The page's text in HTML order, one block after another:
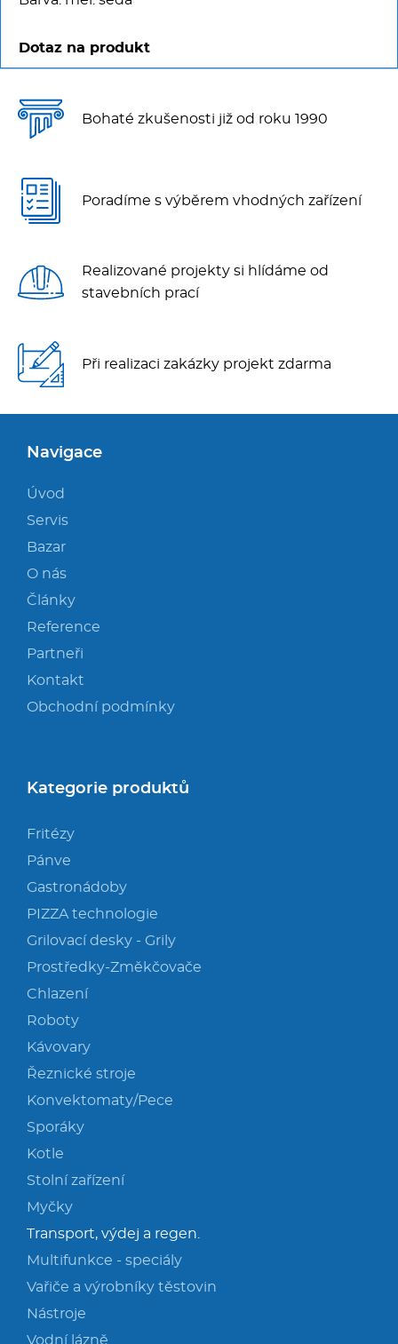
Dotaz na produkt
Bohaté zkušenosti již od roku 1990
Poradíme s výběrem vhodných zařízení
Realizované projekty si hlídáme od
stavebních prací
Při realizaci zakázky projekt zdarma
Navigace
Úvod
Servis
Bazar
O nás
Články
Reference
Partneři
Kontakt
Obchodní podmínky
Kategorie produktů
Fritézy
Pánve
Gastronádoby
PIZZA technologie
Grilovací desky - Grily
Prostředky-Změkčovače
Chlazení
Roboty
Kávovary
Řeznické stroje
Konvektomaty/Pece
Sporáky
Kotle
Stolní zařízení
Myčky
Transport, výdej a regen.
Multifunkce - speciály
Vařiče a výrobníky těstovin
Nástroje
Vodní lázně